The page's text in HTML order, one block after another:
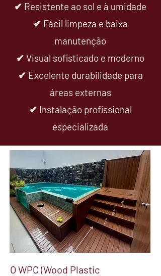
✔ Resistente ao sol e à umidade
✔ Fácil limpeza e baixa
manutenção
✔ Visual sofisticado e moderno
✔ Excelente durabilidade para
áreas externas
✔ Instalação profissional
especializada
O WPC (Wood Plastic